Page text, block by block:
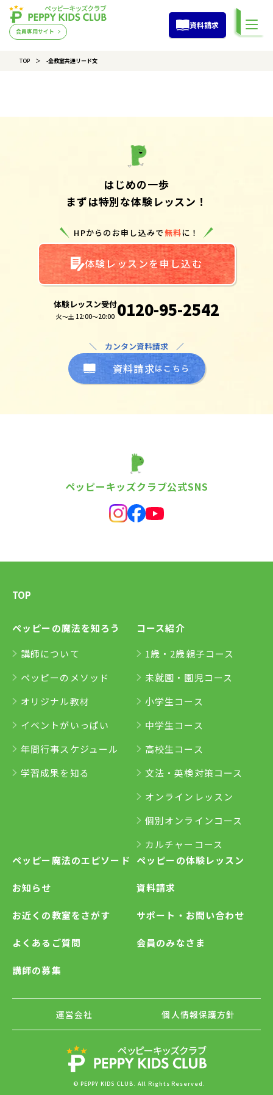
会員専用サイト
資料請求
TOP -全教室共通リード文
はじめの一歩
まずは特別な体験レッスン！
HPからのお申し込みで無料に！
体験レッスンを申し込む
体験レッスン受付
火～土 12:00～20:00 0120-95-2542
＼ カンタン資料請求 ／
資料請求はこちら
ペッピーキッズクラブ公式SNS
TOP
ペッピーの魔法を知ろう
講師について
ペッピーのメソッド
オリジナル教材
イベントがいっぱい
年間行事スケジュール
学習成果を知る
コース紹介
1歳・2歳親子コース
未就園・園児コース
小学生コース
中学生コース
高校生コース
文法・英検対策コース
オンラインレッスン
個別オンラインコース
カルチャーコース
ペッピー魔法のエピソード
お知らせ
お近くの教室をさがす
よくあるご質問
講師の募集
ペッピーの体験レッスン
資料請求
サポート・お問い合わせ
会員のみなさま
運営会社 個人情報保護方針
© PEPPY KIDS CLUB. All Rights Reserved.